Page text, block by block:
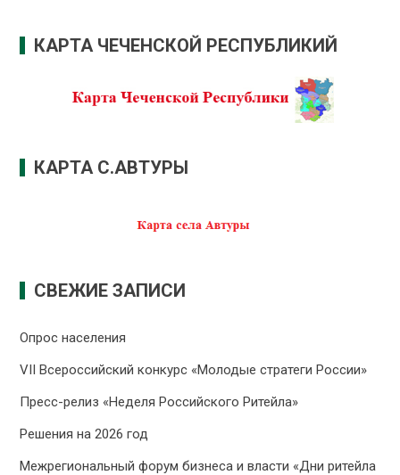
КАРТА ЧЕЧЕНСКОЙ РЕСПУБЛИКИЙ
КАРТА С.АВТУРЫ
СВЕЖИЕ ЗАПИСИ
Опрос населения
VII Всероссийский конкурс «Молодые стратеги России»
Пресс-релиз «Неделя Российского Ритейла»
Решения на 2026 год
Межрегиональный форум бизнеса и власти «Дни ритейла